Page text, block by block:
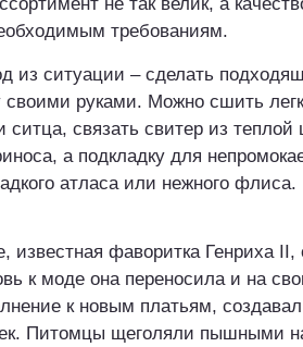
требованиям.
из ситуации – сделать
руками. Можно сшить
ситца, связать свитер из теплой
а подкладку для
атласа или нежного флиса.
известная фаворитка Генриха
к моде она переносила и на
к новым платьям,
Питомцы щеголяли пышными